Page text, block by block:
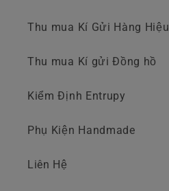
Thu mua Kí Gửi Hàng Hiệu
Thu mua Kí gửi Đồng hồ
Kiểm Định Entrupy
Phụ Kiện Handmade
Liên Hệ